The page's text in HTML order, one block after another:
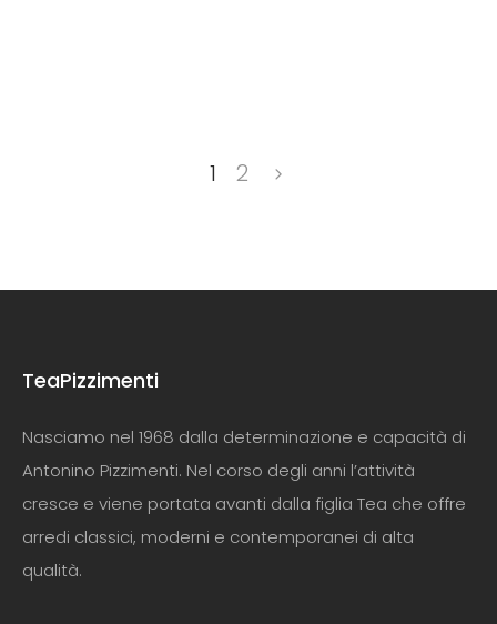
1 2
TeaPizzimenti
Nasciamo nel 1968 dalla determinazione e capacità di
Antonino Pizzimenti. Nel corso degli anni l’attività
cresce e viene portata avanti dalla figlia Tea che offre
arredi classici, moderni e contemporanei di alta
qualità.